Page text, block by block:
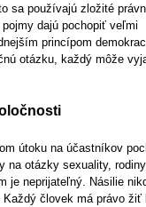
sa používajú zložité
dajú pochopiť veľmi
princípom
otázku, každý môže
útoku na účastníkov
na otázky sexuality,
je neprijateľný. Násilie
Každý človek má právo žiť